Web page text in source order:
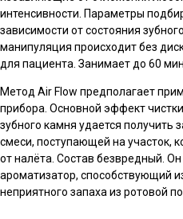
интенсивности. Параметры
зависимости от состояния
манипуляция происходит без
для пациента. Занимает до 60
Метод Air Flow предполагает
прибора. Основной эффект
зубного камня удается получить
смеси, поступающей на участок,
от налёта. Состав безвредный.
ароматизатор, способствующий
неприятного запаха из ротовой